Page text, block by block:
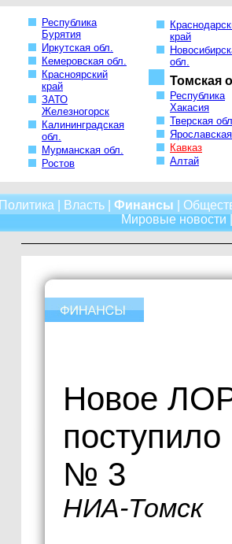
Республика
Бурятия
Иркутская обл.
Кемеровская обл.
Красноярский
край
ЗАТО
Железногорск
Калининградская
обл.
Мурманская обл.
Ростов
край
обл.
Томская
Республика
Хакасия
Тверская
Кавказ
Алтай
Политика Власть| Финансы
Мировые новости
Новое
№ 3
НИА-Томск